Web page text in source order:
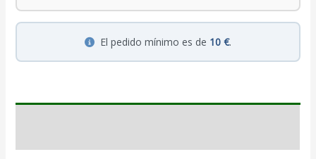
El pedido mínimo es de 10 €.